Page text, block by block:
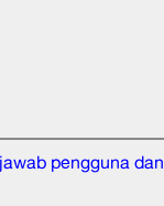
pengguna dan